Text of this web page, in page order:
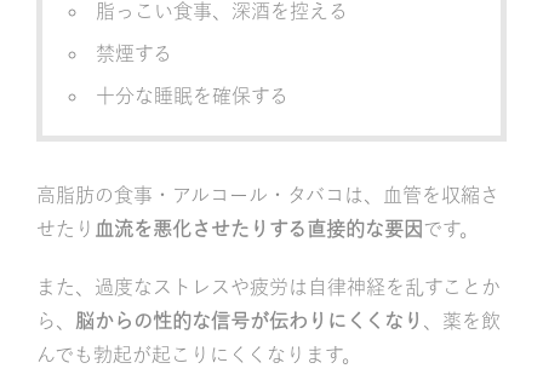
脂っこい食事、深酒を控える
禁煙する
十分な睡眠を確保する
高脂肪の食事・アルコール・タバコは、血管を収縮さ
せたり 血流を悪化させたりする直接的な要因 です。
また、過度なストレスや疲労は自律神経を乱すことか
ら、 脳からの性的な信号が伝わりにくくなり
、薬を飲
んでも勃起が起こりにくくなります。